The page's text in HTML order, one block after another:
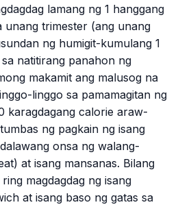
lamang ng 1 hanggang
trimester (ang unang
ng humigit-kumulang 1
natitirang panahon ng
makamit ang malusog na
linggo sa pamamagitan ng
karagdagang calorie araw-
ng pagkain ng isang
onsa ng walang-
at isang mansanas. Bilang
magdagdag ng isang
at isang baso ng gatas sa